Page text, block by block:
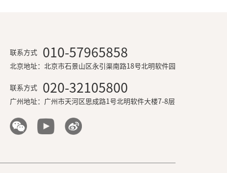
联系方式 010-57965858
北京地址： 北京市石景山区永引渠南路18号北明软件园
联系方式 020-32105800
广州地址： 广州市天河区思成路1号北明软件大楼7-8层